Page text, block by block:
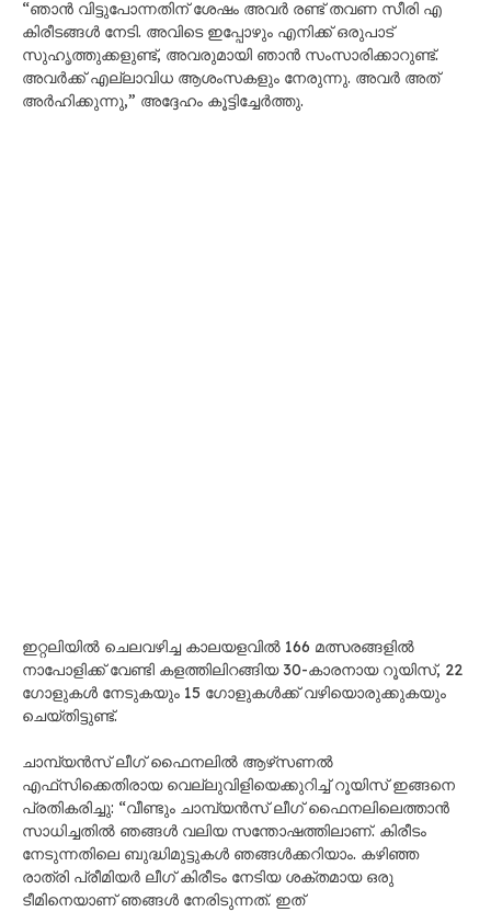
“ഞാൻ വിട്ടുപോന്നതിന് ശേഷം അവർ രണ്ട് തവണ സീരി എ
കിരീടങ്ങൾ നേടി. അവിടെ ഇപ്പോഴും എനിക്ക് ഒരുപാട്
സുഹൃത്തുക്കളുണ്ട്, അവരുമായി ഞാൻ സംസാരിക്കാറുണ്ട്.
അവർക്ക് എല്ലാവിധ ആശംസകളും നേരുന്നു. അവർ അത്
അർഹിക്കുന്നു,” അദ്ദേഹം കൂട്ടിച്ചേർത്തു.
ഇറ്റലിയിൽ ചെലവഴിച്ച കാലയളവിൽ 166 മത്സരങ്ങളിൽ
നാപോളിക്ക് വേണ്ടി കളത്തിലിറങ്ങിയ 30-കാരനായ റൂയിസ്, 22
ഗോളുകൾ നേടുകയും 15 ഗോളുകൾക്ക് വഴിയൊരുക്കുകയും
ചെയ്തിട്ടുണ്ട്.
ചാമ്പ്യൻസ് ലീഗ് ഫൈനലിൽ ആഴ്‌സണൽ
എഫ്‌സിക്കെതിരായ വെല്ലുവിളിയെക്കുറിച്ച് റൂയിസ് ഇങ്ങനെ
പ്രതികരിച്ചു: “വീണ്ടും ചാമ്പ്യൻസ് ലീഗ് ഫൈനലിലെത്താൻ
സാധിച്ചതിൽ ഞങ്ങൾ വലിയ സന്തോഷത്തിലാണ്. കിരീടം
നേടുന്നതിലെ ബുദ്ധിമുട്ടുകൾ ഞങ്ങൾക്കറിയാം. കഴിഞ്ഞ
രാത്രി പ്രീമിയർ ലീഗ് കിരീടം നേടിയ ശക്തമായ ഒരു
ടീമിനെയാണ് ഞങ്ങൾ നേരിടുന്നത്. ഇത്